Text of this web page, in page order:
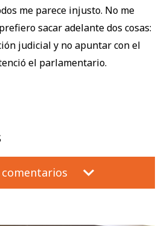
me parece injusto. No me
sacar adelante dos cosas:
judicial y no apuntar con el
el parlamentario.
comentarios